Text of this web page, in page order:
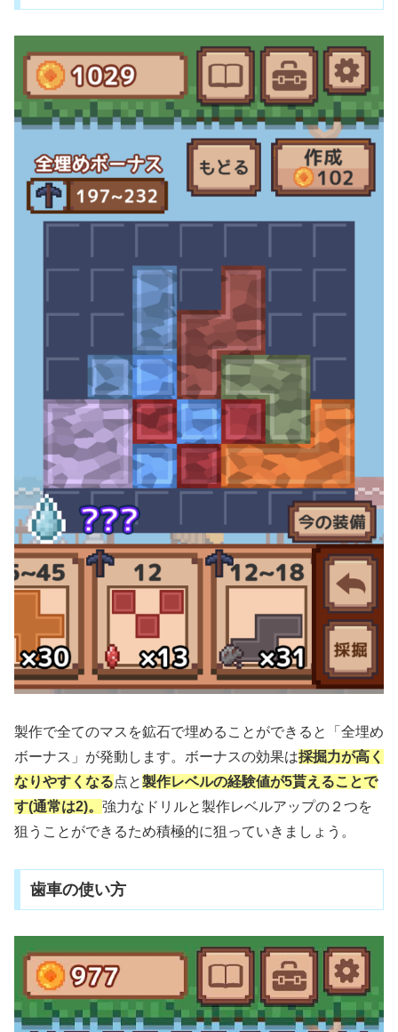
製作で全てのマスを鉱石で埋めることができると「全埋め
ボーナス」が発動します。ボーナスの効果は採掘力が高く
なりやすくなる点と製作レベルの経験値が5貰えることで
す(通常は2)。 強力なドリルと製作レベルアップの２つを
狙うことができるため積極的に狙っていきましょう。
歯車の使い方